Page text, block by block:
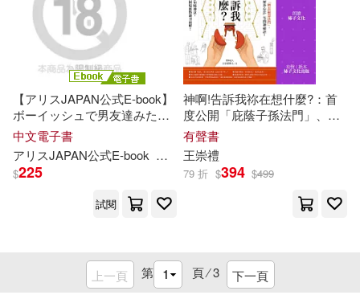
【アリスJAPAN公式E-book】
ボーイッシュで男友達みたい
な幼馴染の意外すぎるSEXY
ランジェリーと成熟したカラ
ダにフル勃起 今まで何も思わ
なかったのがウソみたいに何
度も中出ししまくった 椿りか
中文電子書
アリスJAPAN公式E-book 椿りか
$225
試閱
神啊!告訴我祢在想什麼?：首
度公開「庇蔭子孫法門」、
「增長福慧法門」，五段曲折
離奇真實案例，教你知曉神
意，蒙獲神恩護佑! (有聲書)
有聲書
王崇禮
79 折 $394 $499
上一頁 第 頁 ⁄3 下一頁